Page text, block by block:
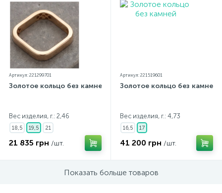
Артикул: 221299701
Золотое кольцо без камней
Вес изделия, г.: 2,46
18,5 19,5 21
21 835 грн /шт.
Артикул: 221519601
Золотое кольцо без камней
Вес изделия, г.: 4,73
16,5 17
41 200 грн /шт.
Показать больше товаров